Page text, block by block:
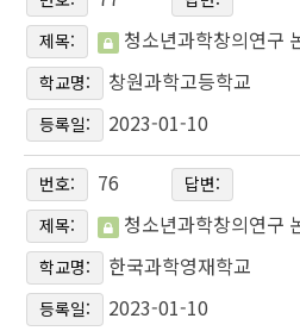
제목:
청소년과학창의연구
학교명: 창원과학고등학교
등록일: 2023-01-10
번호: 76
답변:
제목:
청소년과학창의연구
학교명: 한국과학영재학교
등록일: 2023-01-10